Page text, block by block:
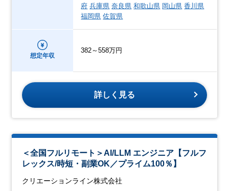
府 兵庫県 奈良県 和歌山県 岡山県 香川県
福岡県 佐賀県
想定年収
382～558万円
詳しく見る
＜全国フルリモート＞AI/LLM エンジニア【フルフ
レックス/時短・副業OK／プライム100％】
クリエーションライン株式会社